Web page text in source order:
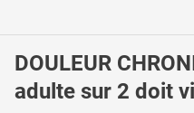
DOULEUR
adulte sur 2 doit